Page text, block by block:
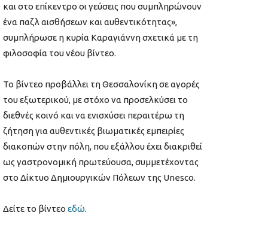
και στο επίκεντρο οι γεύσεις που συμπληρώνουν
ένα παζλ αισθήσεων και αυθεντικότητας»,
συμπλήρωσε η κυρία Καραγιάννη σχετικά με τη
φιλοσοφία του νέου βίντεο.
Το βίντεο προβάλλει τη Θεσσαλονίκη σε αγορές
του εξωτερικού, με στόχο να προσελκύσει το
διεθνές κοινό και να ενισχύσει περαιτέρω τη
ζήτηση για αυθεντικές βιωματικές εμπειρίες
διακοπών στην πόλη, που εξάλλου έχει διακριθεί
ως γαστρονομική πρωτεύουσα, συμμετέχοντας
στο Δίκτυο Δημιουργικών Πόλεων της Unesco.
Δείτε το βίντεο εδώ.